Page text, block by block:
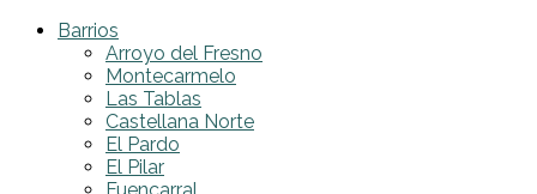
Barrios
Arroyo del Fresno
Montecarmelo
Las Tablas
Castellana Norte
El Pardo
El Pilar